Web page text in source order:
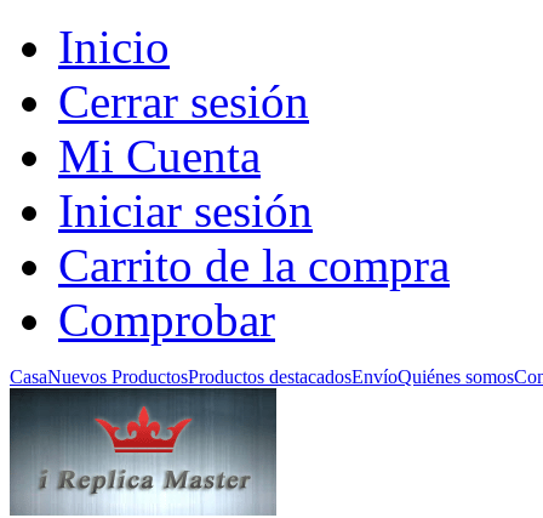
Inicio
Cerrar sesión
Mi Cuenta
Iniciar sesión
Carrito de la compra
Comprobar
CasaNuevos ProductosProductos destacadosEnvíoQuiénes somos